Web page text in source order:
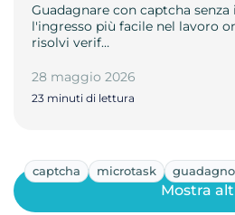
Guadagnare con captcha
l'ingresso più facile nel lavoro
risolvi verif…
28 maggio 2026
23 minuti di lettura
captcha microtask
Mostra